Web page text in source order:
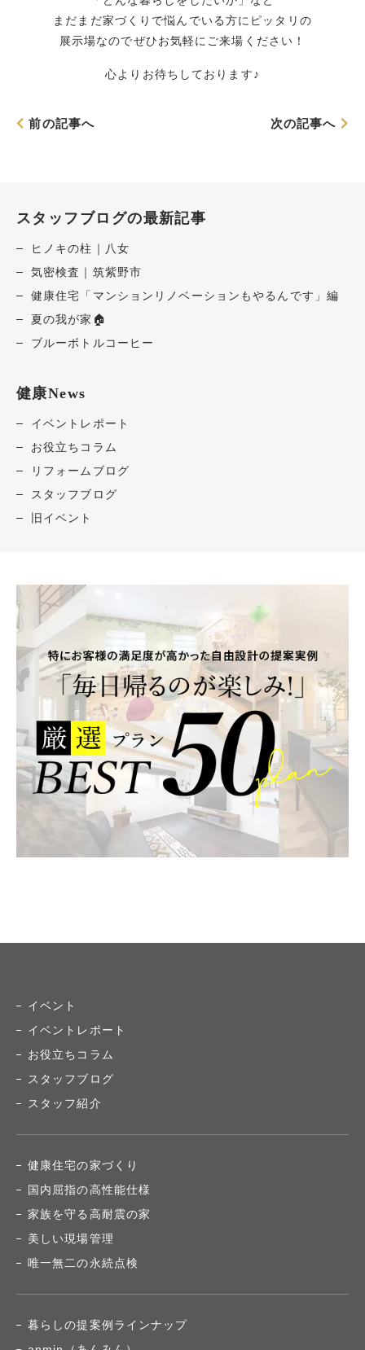
まだまだ家づくりで悩んでいる方にピッタリの
展示場なのでぜひお気軽にご来場ください！
心よりお待ちしております♪
前の記事へ 次の記事へ
スタッフブログの最新記事
ヒノキの柱｜八女
気密検査｜筑紫野市
健康住宅「マンションリノベーションもやるんです」編
夏の我が家🏠
ブルーボトルコーヒー
健康News
イベントレポート
お役立ちコラム
リフォームブログ
スタッフブログ
旧イベント
イベント
イベントレポート
お役立ちコラム
スタッフブログ
スタッフ紹介
健康住宅の家づくり
国内屈指の高性能仕様
家族を守る高耐震の家
美しい現場管理
唯一無二の永続点検
暮らしの提案例ラインナップ